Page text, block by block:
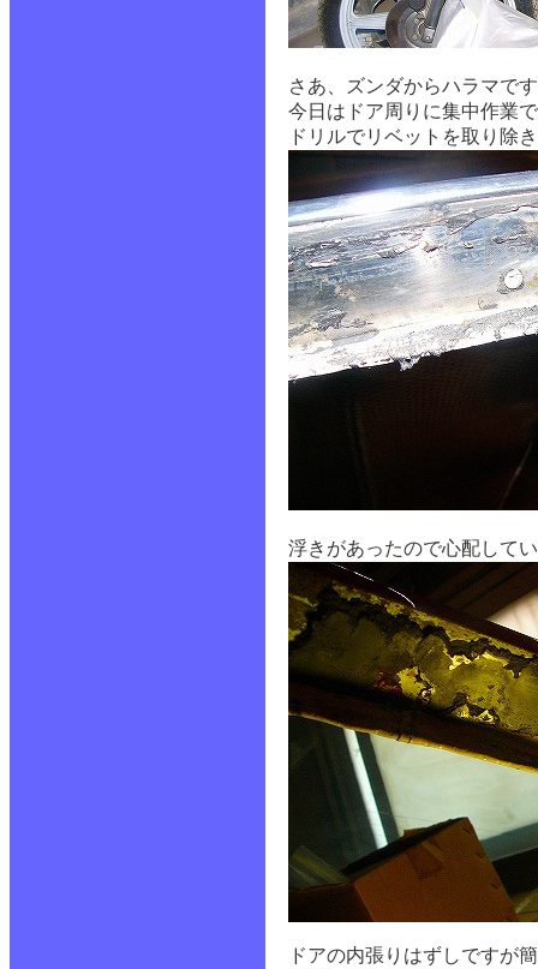
さあ、ズンダからハラマで
今日はドア周りに集中作業
ドリルでリベットを取り除
浮きがあったので心配して
ドアの内張りはずしですが